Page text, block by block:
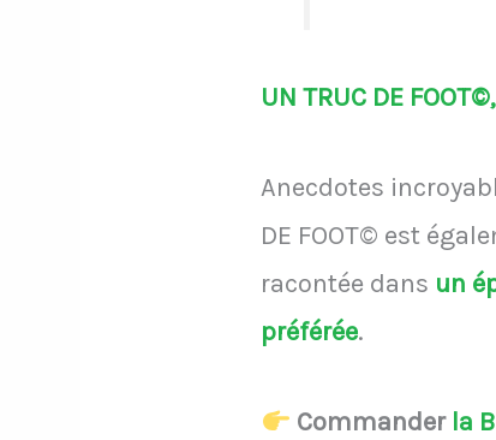
UN TRUC DE
Anecdotes
DE FOOT© est
racontée dans un
préférée.
Commander la